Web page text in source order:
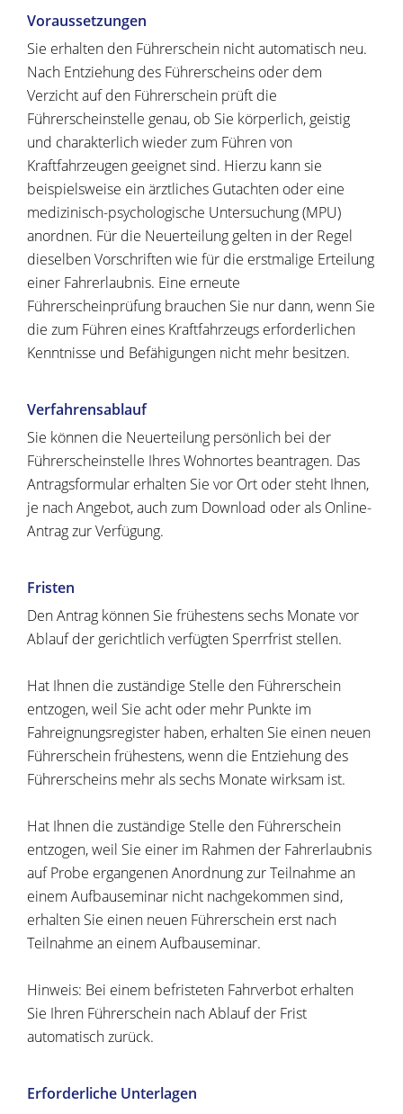
Voraussetzungen
Sie erhalten den Führerschein nicht automatisch neu.
Nach Entziehung des Führerscheins oder dem
Verzicht auf den Führerschein prüft die
Führerscheinstelle genau, ob Sie körperlich, geistig
und charakterlich wieder zum Führen von
Kraftfahrzeugen geeignet sind. Hierzu kann sie
beispielsweise ein ärztliches Gutachten oder eine
medizinisch-psychologische Untersuchung (MPU)
anordnen. Für die Neuerteilung gelten in der Regel
dieselben Vorschriften wie für die erstmalige Erteilung
einer Fahrerlaubnis. Eine erneute
Führerscheinprüfung brauchen Sie nur dann, wenn Sie
die zum Führen eines Kraftfahrzeugs erforderlichen
Kenntnisse und Befähigungen nicht mehr besitzen.
Verfahrensablauf
Sie können die Neuerteilung persönlich bei der
Führerscheinstelle Ihres Wohnortes beantragen. Das
Antragsformular erhalten Sie vor Ort oder steht Ihnen,
je nach Angebot, auch zum Download oder als Online-
Antrag zur Verfügung.
Fristen
Den Antrag können Sie frühestens sechs Monate vor
Ablauf der gerichtlich verfügten Sperrfrist stellen.
Hat Ihnen die zuständige Stelle den Führerschein
entzogen, weil Sie acht oder mehr Punkte im
Fahreignungsregister haben, erhalten Sie einen neuen
Führerschein frühestens, wenn die Entziehung des
Führerscheins mehr als sechs Monate wirksam ist.
Hat Ihnen die zuständige Stelle den Führerschein
entzogen, weil Sie einer im Rahmen der Fahrerlaubnis
auf Probe ergangenen Anordnung zur Teilnahme an
einem Aufbauseminar nicht nachgekommen sind,
erhalten Sie einen neuen Führerschein erst nach
Teilnahme an einem Aufbauseminar.
Hinweis: Bei einem befristeten Fahrverbot erhalten
Sie Ihren Führerschein nach Ablauf der Frist
automatisch zurück.
Erforderliche Unterlagen